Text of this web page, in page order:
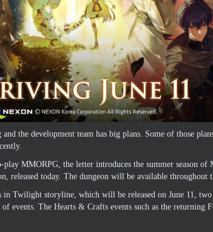
the development team has big plans. Some of those
.
play MMORPG, the letter introduces the summer season of
, released today. The dungeon will be available throughout
in Twilight storyline, which will be released on June 11, two
of events. The Hearts & Crafts events such as the returning